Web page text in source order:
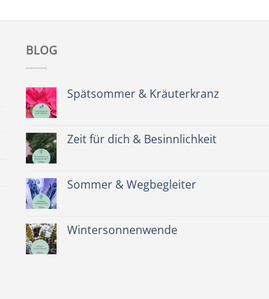
BLOG
Spätsommer & Kräuterkranz
Spätsommer
&
Zeit für dich & Besinnlichkeit
Zeit
für
Sommer & Wegbegleiter
Sommer
&
Wintersonnenwende